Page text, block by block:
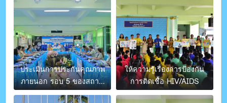
ประเมินการประกันคุณภาพ
ภายนอก รอบ 5 ของสถาน
ศึกษา
ให้ความรู้เรื่องการป้องกัน
การติดเชื้อ HIV/AIDS